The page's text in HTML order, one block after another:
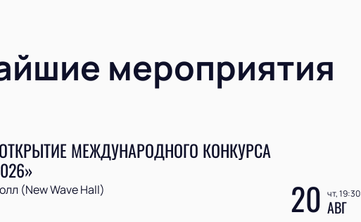
мероприятия
МЕЖДУНАРОДНОГО КОНКУРСА
(New Wave Hall) 20 чт, 19:30
АВГ